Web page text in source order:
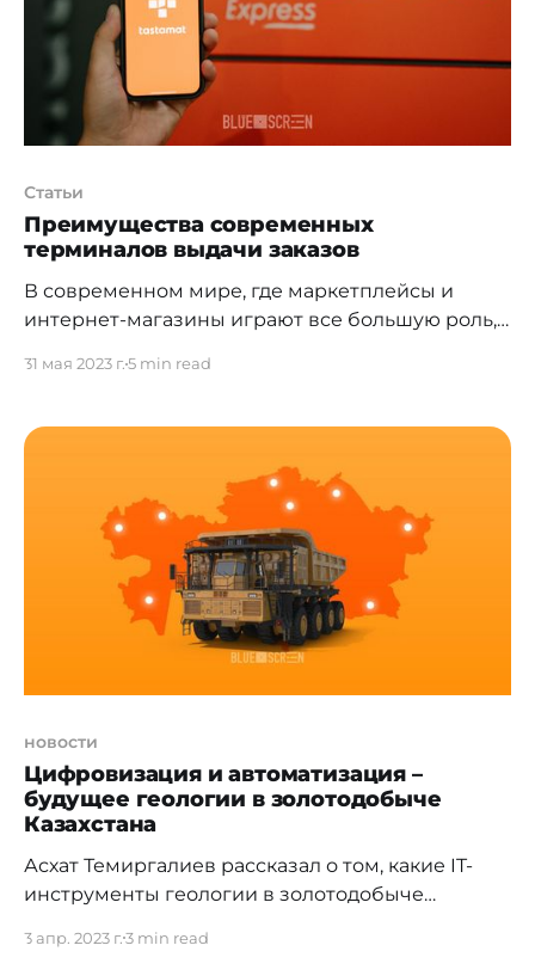
Статьи
Преимущества современных
терминалов выдачи заказов
В современном мире, где маркетплейсы и
интернет-магазины играют все большую роль,
доставке товаров и посылок до двери. В нашем
материале CEO Tastamat Алишер Когабаев
поделится преимуществами современных
терминалов по выдаче посылок и как
31 мая 2023 г.5 min read
новости
Цифровизация и автоматизация –
будущее геологии в золотодобыче
Казахстана
Асхат Темиргалиев рассказал о том, какие IT-
инструменты геологии в золотодобыче
отмечали День геологов. Это специалисты,
3 апр. 2023 г.3 min read